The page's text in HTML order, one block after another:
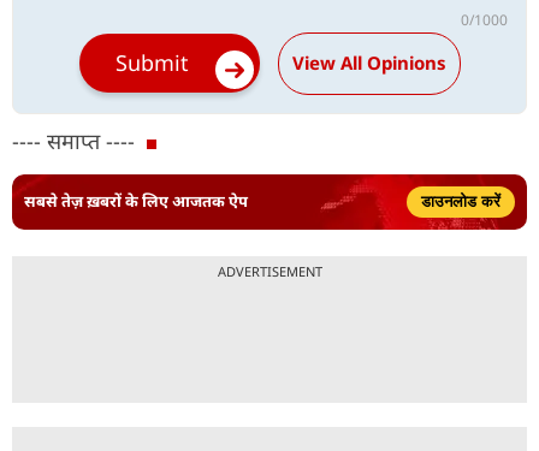
---- समाप्त ----
सबसे तेज़ ख़बरों के लिए आजतक ऐप डाउनलोड करें
ADVERTISEMENT